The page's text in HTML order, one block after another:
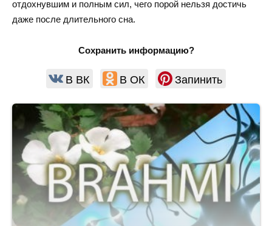
отдохнувшим и полным сил, чего порой нельзя достичь
даже после длительного сна.
Сохранить информацию?
В ВК В ОК Запинить